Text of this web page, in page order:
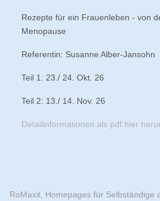
Rezepte für ein Frauenleben - von
Menopause
Referentin: Susanne Alber-Jansohn
Teil 1: 23./ 24. Okt. 26
Teil 2: 13./ 14. Nov. 26
Detailinformationen als pdf hier
RoMaxit, Homepages für Selbständige